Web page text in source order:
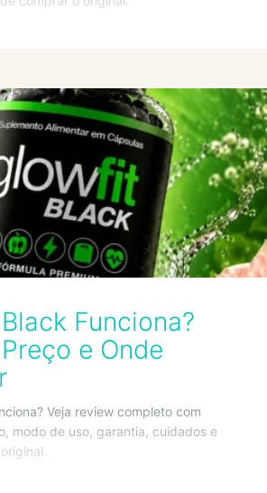
Funciona?
e Onde
Veja review completo com
modo de uso, garantia, cuidados e